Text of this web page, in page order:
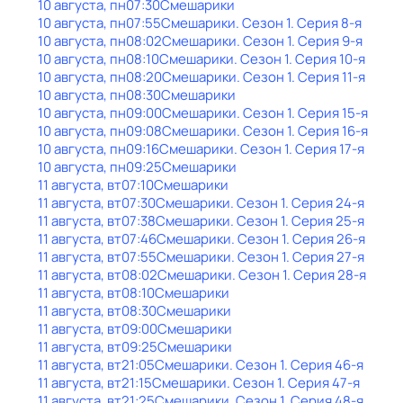
10 августа, пн07:30Смешарики
10 августа, пн07:55Смешарики. Сезон 1. Серия 8-я
10 августа, пн08:02Смешарики. Сезон 1. Серия 9-я
10 августа, пн08:10Смешарики. Сезон 1. Серия 10-я
10 августа, пн08:20Смешарики. Сезон 1. Серия 11-я
10 августа, пн08:30Смешарики
10 августа, пн09:00Смешарики. Сезон 1. Серия 15-я
10 августа, пн09:08Смешарики. Сезон 1. Серия 16-я
10 августа, пн09:16Смешарики. Сезон 1. Серия 17-я
10 августа, пн09:25Смешарики
11 августа, вт07:10Смешарики
11 августа, вт07:30Смешарики. Сезон 1. Серия 24-я
11 августа, вт07:38Смешарики. Сезон 1. Серия 25-я
11 августа, вт07:46Смешарики. Сезон 1. Серия 26-я
11 августа, вт07:55Смешарики. Сезон 1. Серия 27-я
11 августа, вт08:02Смешарики. Сезон 1. Серия 28-я
11 августа, вт08:10Смешарики
11 августа, вт08:30Смешарики
11 августа, вт09:00Смешарики
11 августа, вт09:25Смешарики
11 августа, вт21:05Смешарики. Сезон 1. Серия 46-я
11 августа, вт21:15Смешарики. Сезон 1. Серия 47-я